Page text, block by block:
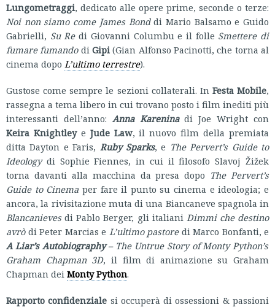
Lungometraggi, dedicato alle opere prime, seconde o terze:
Noi non siamo come James Bonddi Mario Balsamo e Guido
Gabrielli, Su Redi Giovanni Columbu e il folle Smettere di
fumare fumandodiGipi (Gian Alfonso Pacinotti, che torna al
cinema dopo L’ultimo terrestre).
Gustose come sempre le sezioni collaterali. In Festa Mobile,
rassegna a tema libero in cui trovano posto i film inediti più
interessanti dell’anno: Anna Kareninadi Joe Wright con
Keira Knightleye Jude Law, il nuovo film della premiata
ditta Dayton e Faris, Ruby Sparks, e The Pervert’s Guide to
Ideologydi Sophie Fiennes, in cui il filosofo Slavoj Žižek
torna davanti alla macchina da presa dopo The Pervert’s
Guide to Cinema per fare il punto su cinema e ideologia; e
ancora, la rivisitazione muta di una Biancaneve spagnola in
Blancanievesdi Pablo Berger, gli italiani Dimmi che destino
avrò di Peter Marcias e L’ultimo pastoredi Marco Bonfanti, e
A Liar’s Autobiography– The Untrue Story of Monty Python’s
Graham Chapman 3D, il film di animazione su Graham
Chapman dei Monty Python.
Rapporto confidenziale si occuperà di ossessioni & passioni